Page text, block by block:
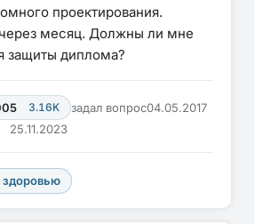
проектирования.
месяц. Должны ли мне
защиты диплома?
3.16K задал вопрос04.05.2017
25.11.2023
здоровью